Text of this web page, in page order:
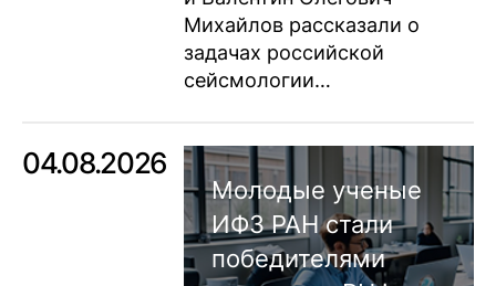
Михайлов рассказали о
задачах российской
сейсмологии…
04.08.2026
Молодые ученые
ИФЗ РАН стали
победителями